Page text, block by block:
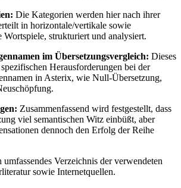
Die Kategorien werden hier nach ihrer
in horizontale/vertikale sowie
Wortspiele, strukturiert und analysiert.
im Übersetzungsvergleich: Dieses
Herausforderungen bei der
in Asterix, wie Null-Übersetzung,
Zusammenfassend wird festgestellt, dass
viel semantischen Witz einbüßt, aber
dennoch den Erfolg der Reihe
umfassendes Verzeichnis der verwendeten
sowie Internetquellen.